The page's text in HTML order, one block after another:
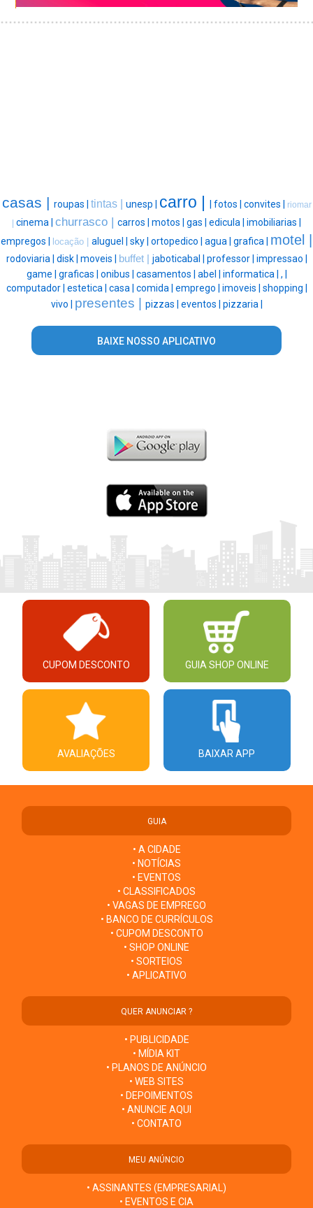
casas | roupas | tintas | unesp | carro | fotos | convites |
riomar
cinema | churrasco | carros | motos | gas | edicula | imobiliarias |
empregos |
locação | aluguel | sky | ortopedico | agua | grafica | motel |
rodoviaria | disk | moveis | buffet | jaboticabal | professor | impressao |
game | graficas | onibus | casamentos | abel | informatica | , |
computador | estetica | casa | comida | emprego | imoveis | shopping |
vivo | presentes | pizzas | eventos | pizzaria |
BAIXE NOSSO APLICATIVO
CUPOM DESCONTO GUIA SHOP ONLINE
AVALIAÇÕES BAIXAR APP
GUIA
• A CIDADE
• NOTÍCIAS
• EVENTOS
• CLASSIFICADOS
• VAGAS DE EMPREGO
• BANCO DE CURRÍCULOS
• CUPOM DESCONTO
• SHOP ONLINE
• SORTEIOS
• APLICATIVO
QUER ANUNCIAR ?
• PUBLICIDADE
• MÍDIA KIT
• PLANOS DE ANÚNCIO
• WEB SITES
• DEPOIMENTOS
• ANUNCIE AQUI
• CONTATO
MEU ANÚNCIO
• ASSINANTES (EMPRESARIAL)
• EVENTOS E CIA